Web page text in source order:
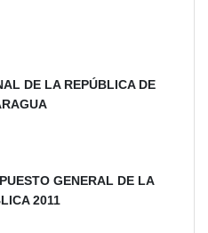
DE LA REPÚBLICA DE
GENERAL DE LA
2011